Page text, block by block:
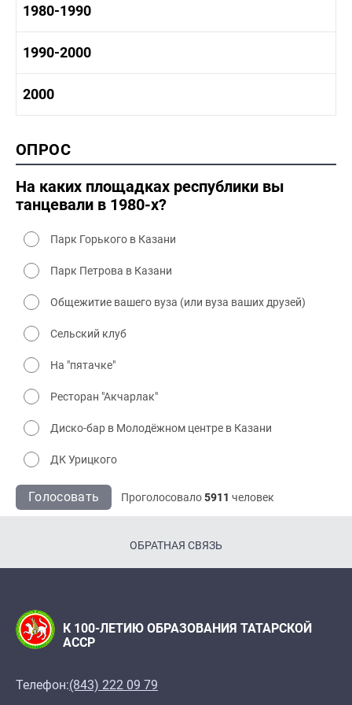
1960-1970 культура
1970-1980 история
1970-1980 культура
1970 - 1980 быт
1980-1990
1980 -1990 история
1980-1990 культура
1990-2000
1990-2000 культура
2000
2000 промышленность
2000 культура
ОПРОС
На каких площадках республики вы
танцевали в 1980-х?
Парк Горького в Казани
Парк Петрова в Казани
Общежитие вашего вуза (или вуза ваших друзей)
Сельский клуб
На "пятачке"
Ресторан "Акчарлак"
Диско-бар в Молодёжном центре в Казани
ДК Урицкого
Голосовать Проголосовало5911 человек
ОБРАТНАЯ СВЯЗЬ
К 100-ЛЕТИЮ ОБРАЗОВАНИЯ ТАТАРСКОЙ
АССР
Телефон:(843) 222 09 79